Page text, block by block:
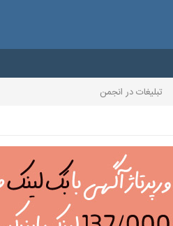
تبلیغات در انجمن